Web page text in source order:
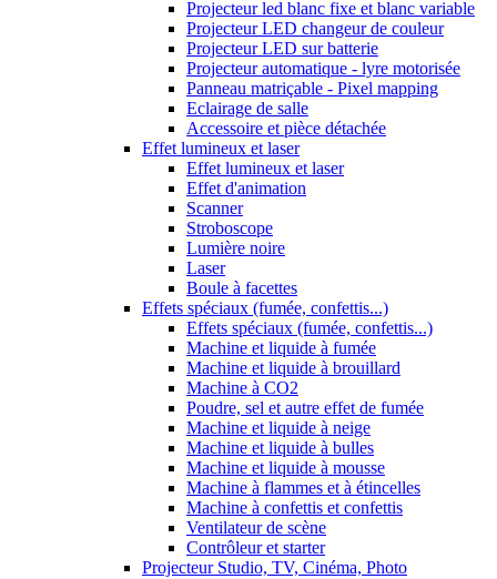
Projecteur led blanc fixe et blanc variable
Projecteur LED changeur de couleur
Projecteur LED sur batterie
Projecteur automatique - lyre motorisée
Panneau matriçable - Pixel mapping
Eclairage de salle
Accessoire et pièce détachée
Effet lumineux et laser
Effet lumineux et laser
Effet d'animation
Scanner
Stroboscope
Lumière noire
Laser
Boule à facettes
Effets spéciaux (fumée, confettis...)
Effets spéciaux (fumée, confettis...)
Machine et liquide à fumée
Machine et liquide à brouillard
Machine à CO2
Poudre, sel et autre effet de fumée
Machine et liquide à neige
Machine et liquide à bulles
Machine et liquide à mousse
Machine à flammes et à étincelles
Machine à confettis et confettis
Ventilateur de scène
Contrôleur et starter
Projecteur Studio, TV, Cinéma, Photo